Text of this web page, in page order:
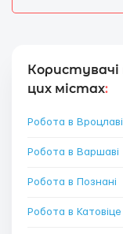
цих містах:
Робота в Вроцлаві
Робота в Варшаві
Робота в Познані
Робота в Катовіце